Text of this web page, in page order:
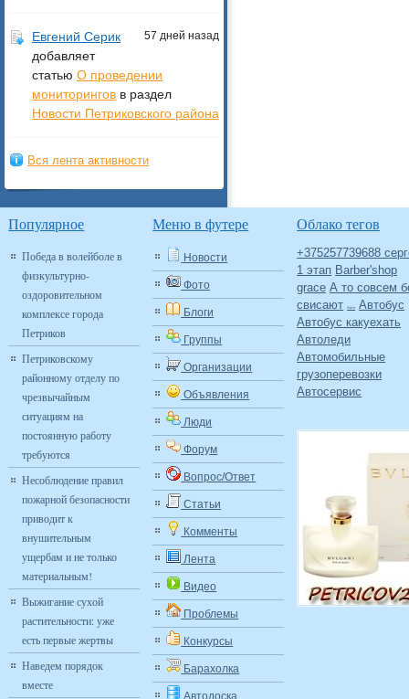
57 дней назад
Евгений Серик
добавляет
статью О проведении
мониторингов в раздел
Новости Петриковского района
Вся лента активности
Популярное
Победа в волейболе в
физкультурно-
оздоровительном
комплексе города
Петриков
Петриковскому
районному отделу по
чрезвычайным
ситуациям на
постоянную работу
требуются
Несоблюдение правил
пожарной безопасности
приводит к
внушительным
ущербам и не только
материальным!
Выжигание сухой
растительности: уже
есть первые жертвы
Наведем порядок
вместе
Меню в футере
Новости
Фото
Блоги
Группы
Организации
Объявления
Люди
Форум
Вопрос/Ответ
Статьи
Комменты
Лента
Видео
Проблемы
Конкурсы
Барахолка
Автодоска
Облако тегов
+375257739688
1 этап Barber'shop
grace А то совсем
свисают
Авто
Автобус
Автобус какуехать
Автоледи
Автомобильные
грузоперевозки
Автосервис